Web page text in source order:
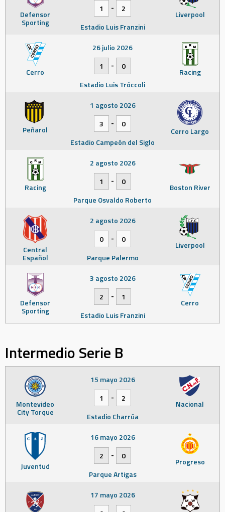
Defensor
Sporting
Liverpool
1
-
2
Estadio Luis Franzini
Cerro Racing
26 julio 2026
1
-
0
Estadio Luis Tróccoli
Peñarol Cerro Largo
1 agosto 2026
3
-
0
Estadio Campeón del Siglo
Racing Boston River
2 agosto 2026
1
-
0
Parque Osvaldo Roberto
Central
Español
Liverpool
2 agosto 2026
0
-
0
Parque Palermo
Defensor
Sporting
Cerro
3 agosto 2026
2
-
1
Estadio Luis Franzini
Intermedio Serie B
Montevideo
City Torque
Nacional
15 mayo 2026
1
-
2
Estadio Charrúa
Juventud Progreso
16 mayo 2026
2
-
0
Parque Artigas
17 mayo 2026